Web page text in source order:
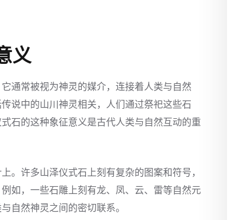
义
通常被视为神灵的媒介，连接着人类与自然
说中的山川神灵相关，人们通过祭祀这些石
石的这种象征意义是古代人类与自然互动的重
。许多山泽仪式石上刻有复杂的图案和符号，
如，一些石雕上刻有龙、凤、云、雷等自然元
自然神灵之间的密切联系。